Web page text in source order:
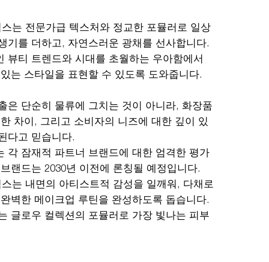
는 전문가급 텍스처와 정교한 포뮬러로 일상
기를 더하고, 자연스러운 광채를 선사합니다.
뷰티 트렌드와 시대를 초월하는 우아함에서
는 스타일을 표현할 수 있도록 도와줍니다.
은 단순히 물류에 그치는 것이 아니라, 화장품
차이, 그리고 소비자의 니즈에 대한 깊이 있
다고 믿습니다.
각 잠재적 파트너 브랜드에 대한 엄격한 평가
랜드는 2030년 이전에 론칭될 예정입니다.
는 내면의 아티스트적 감성을 일깨워, 다채로
벽한 메이크업 루틴을 완성하도록 돕습니다.
글로우 컬렉션의 포뮬러로 가장 빛나는 피부